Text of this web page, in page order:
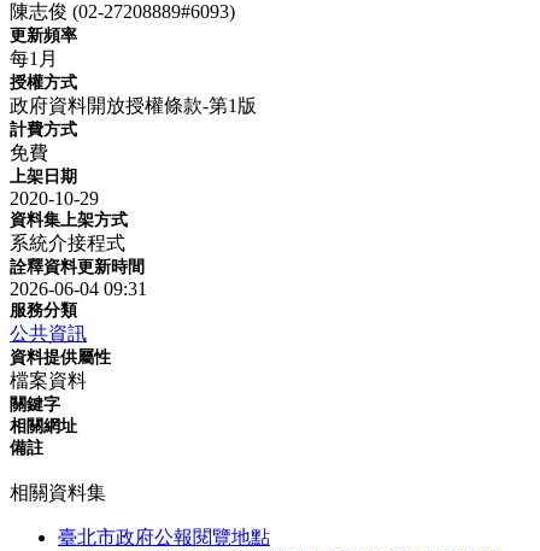
陳志俊 (02-27208889#6093)
更新頻率
每1月
授權方式
政府資料開放授權條款-第1版
計費方式
免費
上架日期
2020-10-29
資料集上架方式
系統介接程式
詮釋資料更新時間
2026-06-04 09:31
服務分類
公共資訊
資料提供屬性
檔案資料
關鍵字
相關網址
備註
相關資料集
臺北市政府公報閱覽地點